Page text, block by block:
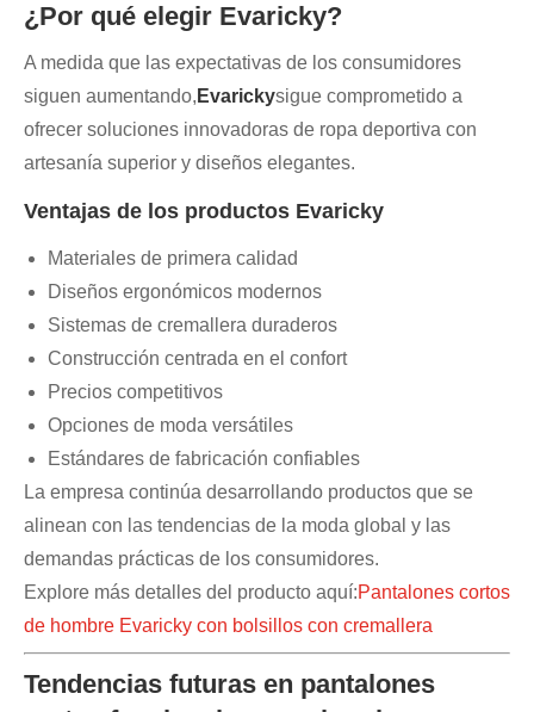
¿Por qué elegir Evaricky?
A medida que las expectativas de los consumidores
siguen aumentando, Evarickysigue comprometido a
ofrecer soluciones innovadoras de ropa deportiva con
artesanía superior y diseños elegantes.
Ventajas de los productos Evaricky
Materiales de primera calidad
Diseños ergonómicos modernos
Sistemas de cremallera duraderos
Construcción centrada en el confort
Precios competitivos
Opciones de moda versátiles
Estándares de fabricación confiables
La empresa continúa desarrollando productos que se
alinean con las tendencias de la moda global y las
demandas prácticas de los consumidores.
Explore más detalles del producto aquí:Pantalones cortos
de hombre Evaricky con bolsillos con cremallera
Tendencias futuras en pantalones